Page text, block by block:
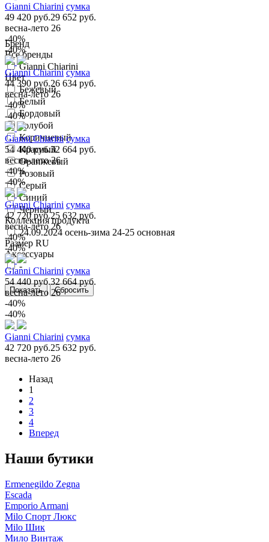
Бренд
Все бренды
Gianni Chiarini
Цвет
Бежевый
Белый
Бордовый
Голубой
Коричневый
Красный
Оранжевый
Розовый
Серый
Синий
Черный
Коллекция продукта
24.09.2024 осень-зима 24-25 основная
Размер RU
Аксессуары
-
Gianni Chiarini сумка
49 420 руб.29 652 руб.
весна-лето 26
-40%
-40%
Gianni Chiarini сумка
44 390 руб.26 634 руб.
весна-лето 26
-40%
-40%
Gianni Chiarini сумка
54 440 руб.32 664 руб.
весна-лето 26
-40%
-40%
Gianni Chiarini сумка
42 720 руб.25 632 руб.
весна-лето 26
-40%
-40%
Gianni Chiarini сумка
54 440 руб.32 664 руб.
весна-лето 26
-40%
-40%
Gianni Chiarini сумка
42 720 руб.25 632 руб.
весна-лето 26
Назад
1
2
3
4
Вперед
Наши бутики
Ermenegildo Zegna
Escada
Emporio Armani
Milo Спорт Люкс
Milo Шик
Мило Винтаж